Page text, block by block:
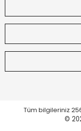
Tüm bilgileriniz
©